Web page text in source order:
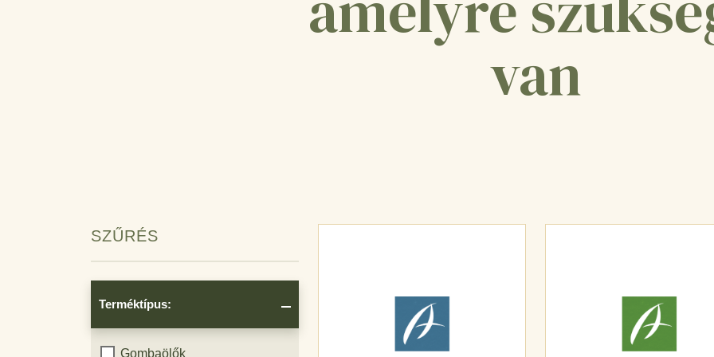
van
SZŰRÉS
Terméktípus:
Gombaölők